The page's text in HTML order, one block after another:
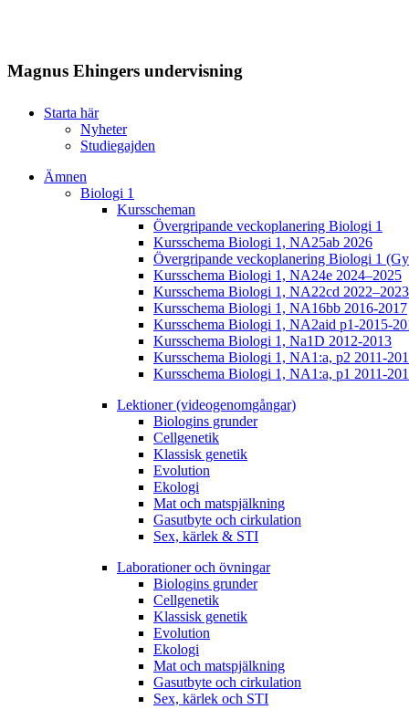
Magnus Ehingers undervisning
Starta här
Nyheter
Studiegajden
Ämnen
Biologi 1
Kursscheman
Övergripande veckoplanering Biologi 1
Kursschema Biologi 1, NA25ab 2026
Övergripande veckoplanering Biologi 1
Kursschema Biologi 1, NA24e 2024–2025
Kursschema Biologi 1, NA22cd 2022–2023
Kursschema Biologi 1, NA16bb 2016-2017
Kursschema Biologi 1, NA2aid p1-2015-
Kursschema Biologi 1, Na1D 2012-2013
Kursschema Biologi 1, NA1:a, p2 2011-
Kursschema Biologi 1, NA1:a, p1 2011-
Lektioner (videogenomgångar)
Biologins grunder
Cellgenetik
Klassisk genetik
Evolution
Ekologi
Mat och matspjälkning
Gasutbyte och cirkulation
Sex, kärlek & STI
Laborationer och övningar
Biologins grunder
Cellgenetik
Klassisk genetik
Evolution
Ekologi
Mat och matspjälkning
Gasutbyte och cirkulation
Sex, kärlek och STI